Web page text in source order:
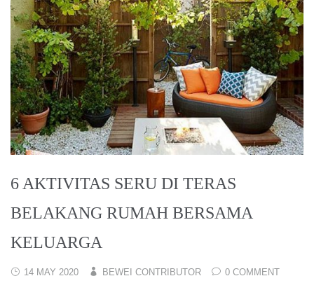
6 AKTIVITAS SERU DI TERAS
BELAKANG RUMAH BERSAMA
KELUARGA
14 MAY 2020 BEWEI CONTRIBUTOR
0 COMMENT